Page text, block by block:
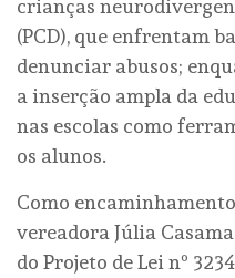
crianças
(PCD), que enfrentam
denunciar abusos;
a inserção ampla da
nas escolas como
os alunos.
Como
vereadora Júlia
do Projeto de Lei nº